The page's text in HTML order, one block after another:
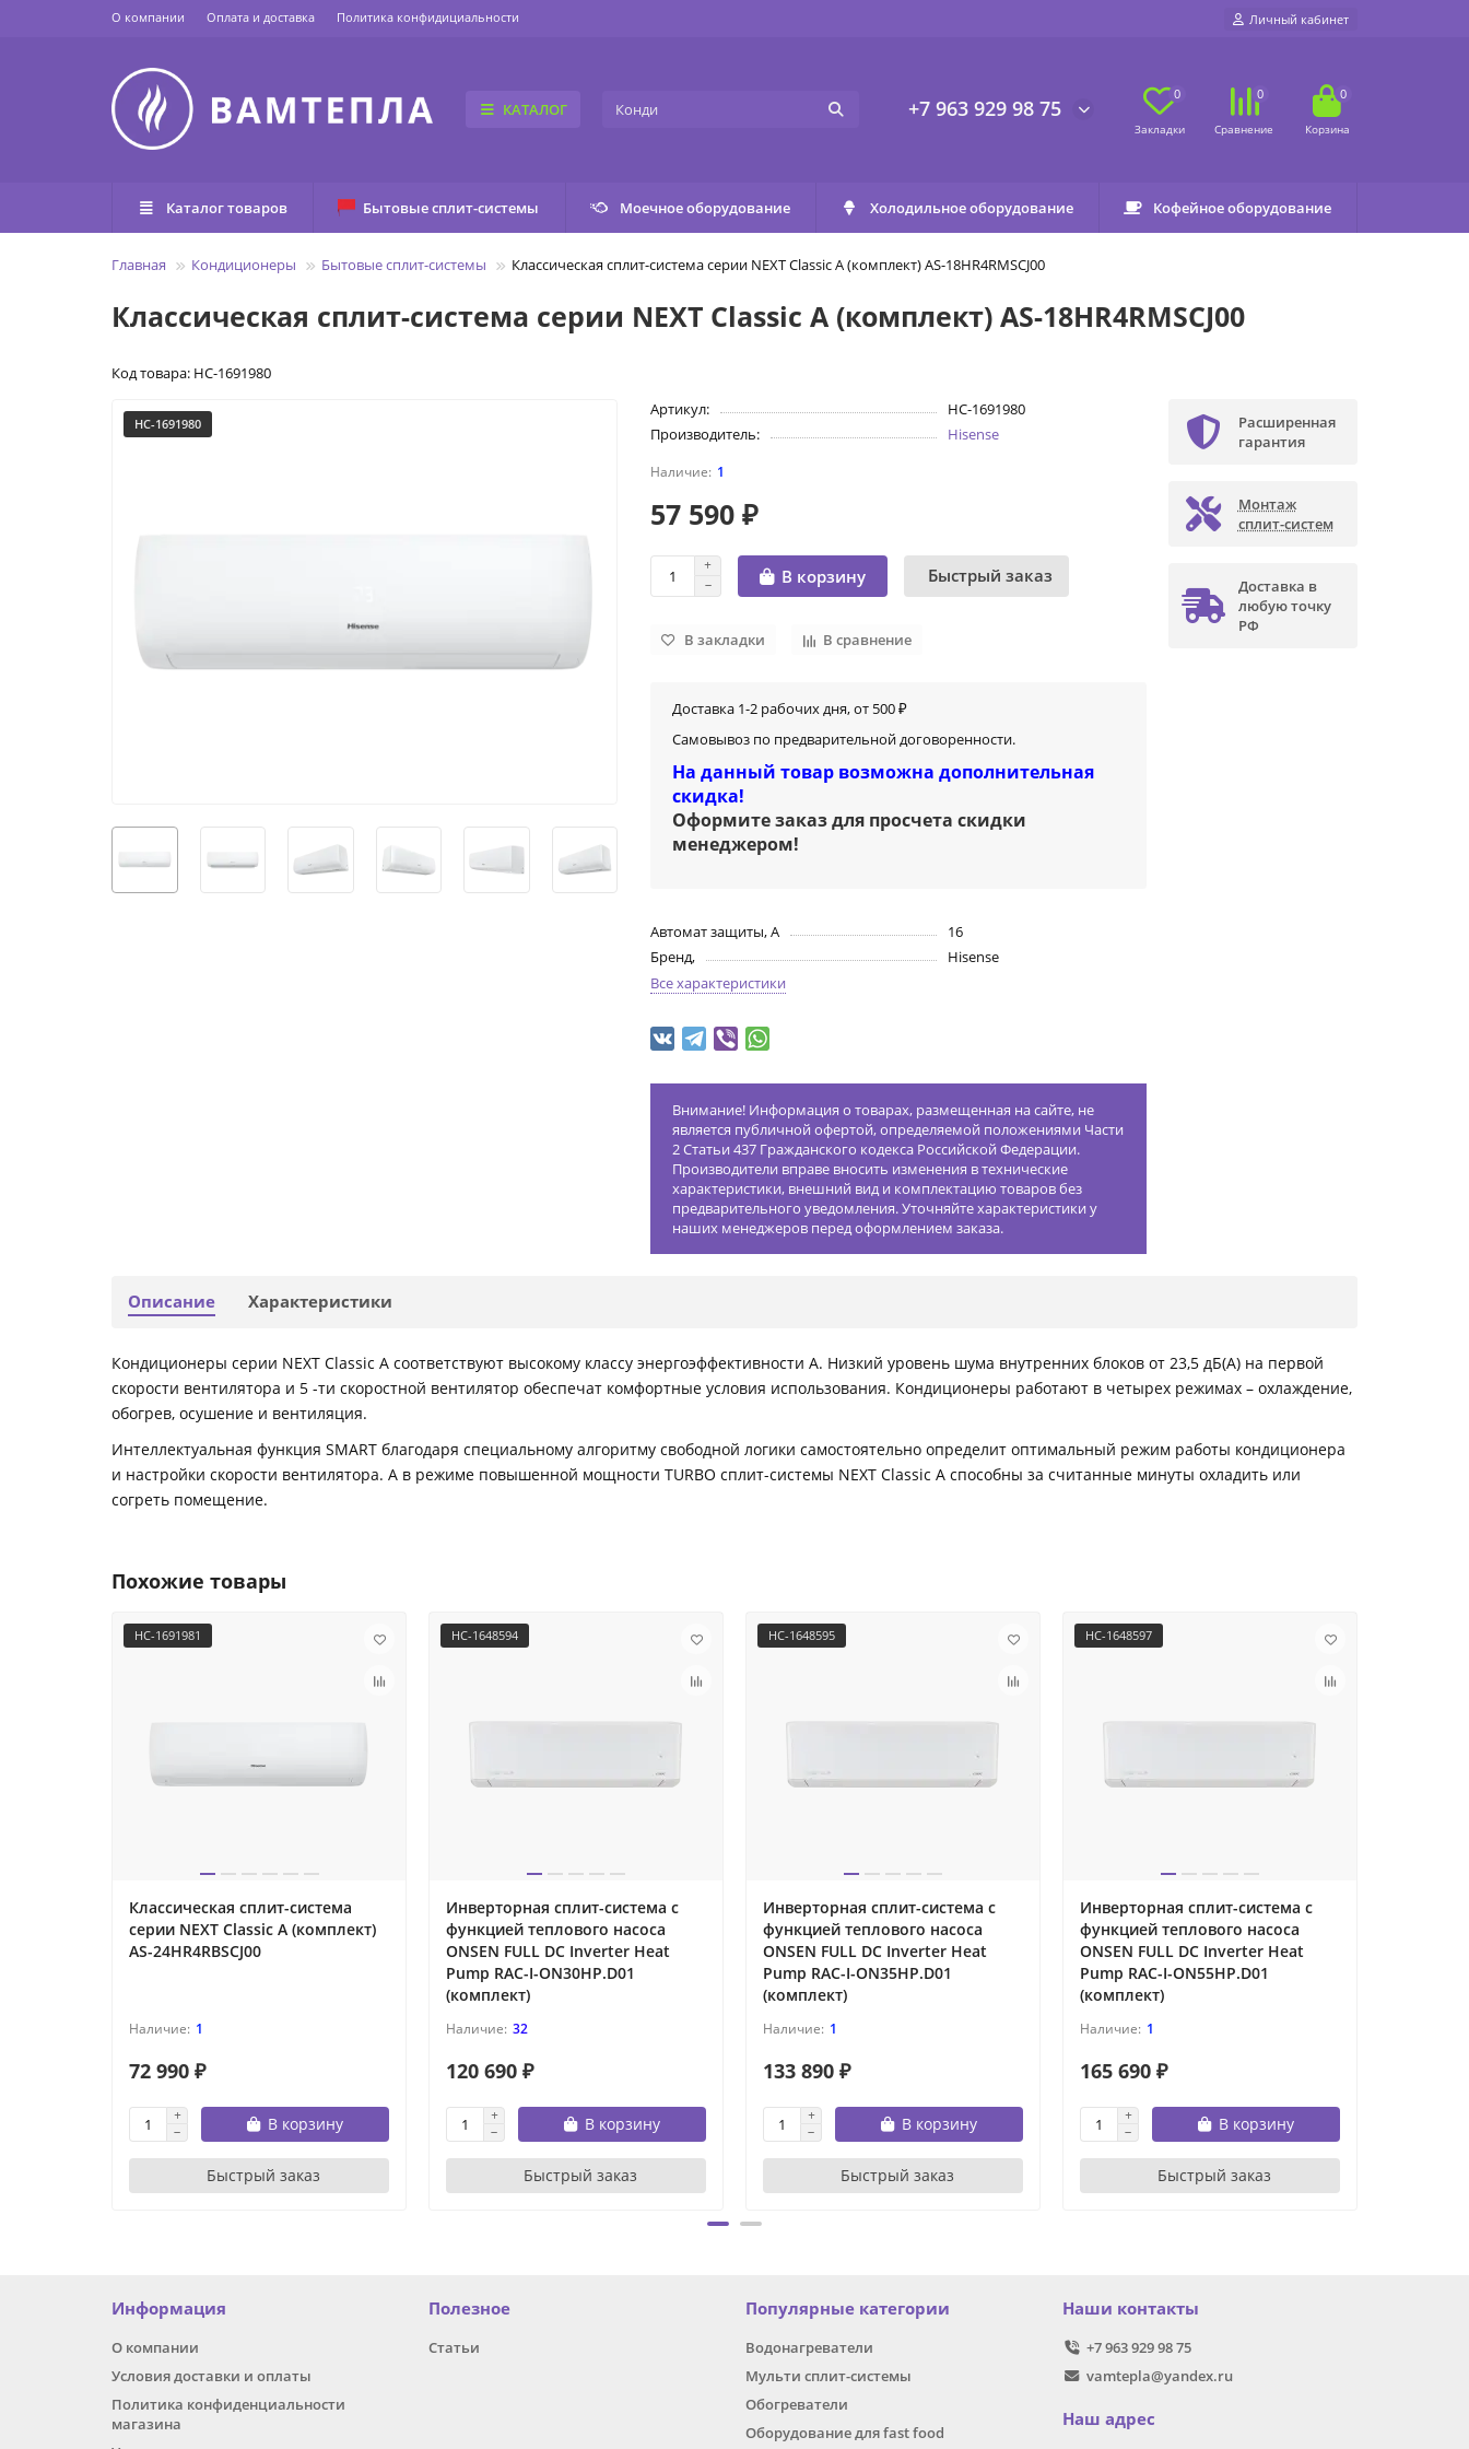
О компании Оплата и доставка Политика конфидициальности Личный кабинет
КАТАЛОГ +7 963 929 98 75
0 0 0
Каталог товаров Бытовые сплит-системы Моечное оборудование Холодильное оборудование Кофейное оборудование
Главная Кондиционеры Бытовые сплит-системы Классическая сплит-система серии NEXT Classic A (комплект) AS-18HR4RMSCJ00
Классическая сплит-система серии NEXT Classic A (комплект) AS-18HR4RMSCJ00
Код товара: НС-1691980
НС-1691980
Артикул:
НС-1691980
Производитель:
Hisense
1
57 590 ₽
В корзину Быстрый заказ
В закладки В сравнение
Доставка 1-2 рабочих дня, от 500 ₽
Самовывоз по предварительной договоренности.
На данный товар возможна дополнительная
скидка!
Оформите заказ для просчета скидки
менеджером!
Автомат защиты, А
16
Бренд,
Hisense
Все характеристики
Внимание! Информация о товарах, размещенная на сайте, не
является публичной офертой, определяемой положениями Части
2 Статьи 437 Гражданского кодекса Российской Федерации.
Производители вправе вносить изменения в технические
характеристики, внешний вид и комплектацию товаров без
предварительного уведомления. Уточняйте характеристики у
наших менеджеров перед оформлением заказа.
Расширенная
гарантия
Монтаж
сплит-систем
Доставка в
любую точку
РФ
Описание Характеристики
Кондиционеры серии NEXT Classic A соответствуют высокому классу энергоэффективности А. Низкий уровень шума внутренних блоков от 23,5 дБ(А) на первой
скорости вентилятора и 5 -ти скоростной вентилятор обеспечат комфортные условия использования. Кондиционеры работают в четырех режимах – охлаждение,
обогрев, осушение и вентиляция.
Интеллектуальная функция SMART благодаря специальному алгоритму свободной логики самостоятельно определит оптимальный режим работы кондиционера
и настройки скорости вентилятора. А в режиме повышенной мощности TURBO сплит-системы NEXT Classic A способны за считанные минуты охладить или
согреть помещение.
Похожие товары
НС-1691981
Классическая сплит-система
серии NEXT Classic A (комплект)
AS-24HR4RBSCJ00
1
72 990 ₽
В корзину
Быстрый заказ
НС-1648594
Инверторная сплит-система с
функцией теплового насоса
ONSEN FULL DC Inverter Heat
Pump RAC-I-ON30HP.D01
(комплект)
32
120 690 ₽
В корзину
Быстрый заказ
НС-1648595
Инверторная сплит-система с
функцией теплового насоса
ONSEN FULL DC Inverter Heat
Pump RAC-I-ON35HP.D01
(комплект)
1
133 890 ₽
В корзину
Быстрый заказ
НС-1648597
Инверторная сплит-система с
функцией теплового насоса
ONSEN FULL DC Inverter Heat
Pump RAC-I-ON55HP.D01
(комплект)
1
165 690 ₽
В корзину
Быстрый заказ
Информация
О компании
Условия доставки и оплаты
Политика конфиденциальности
магазина
Полезное
Статьи
Популярные категории
Водонагреватели
Мульти сплит-системы
Обогреватели
Оборудование для fast food
Наши контакты
+7 963 929 98 75
vamtepla@yandex.ru
Наш адрес